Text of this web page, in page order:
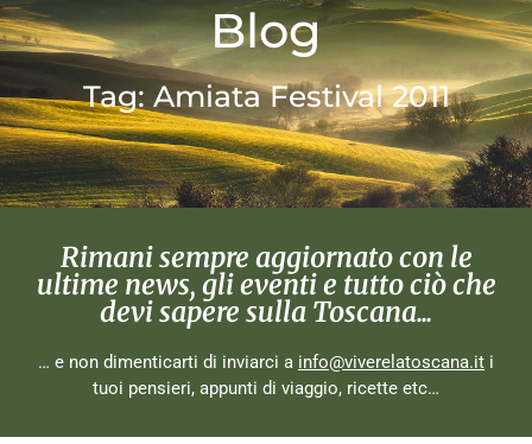
Blog
Tag: Amiata Festival 2011
Rimani sempre aggiornato con le
ultime news, gli eventi e tutto ciò che
devi sapere sulla Toscana...
… e non dimenticarti di inviarci a info@viverelatoscana.it i
tuoi pensieri, appunti di viaggio, ricette etc…